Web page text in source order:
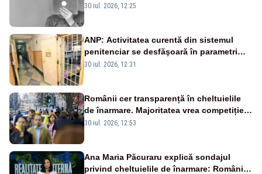
30 iul. 2026, 12:25
ANP: Activitatea curentă din sistemul
penitenciar se desfăşoară în parametri
normali
30 iul. 2026, 12:31
Românii cer transparență în cheltuielile
de înarmare. Majoritatea vrea competiție
reală și industrie locală – SONDAJ
30 iul. 2026, 12:53
Ana Maria Păcuraru explică sondajul
privind cheltuielile de înarmare: Românii